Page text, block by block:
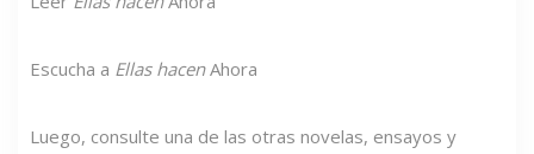
Escucha a Ellas hacenAhora
Luego, consulte una de las otras novelas, ensayos y